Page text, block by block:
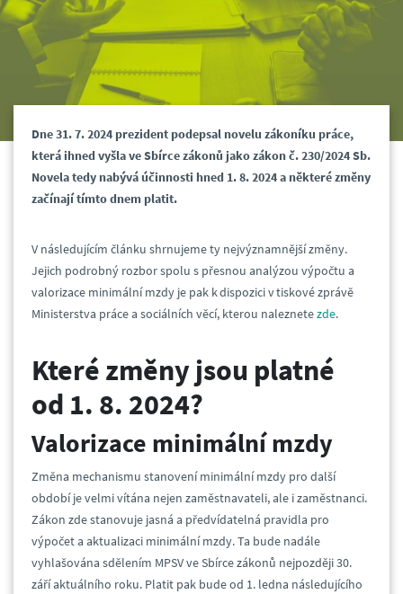
Dne 31. 7. 2024 prezident podepsal novelu zákoníku práce,
která ihned vyšla ve Sbírce zákonů jako zákon č. 230/2024 Sb.
Novela tedy nabývá účinnosti hned 1. 8. 2024 a některé změny
začínají tímto dnem platit.
V následujícím článku shrnujeme ty nejvýznamnější změny.
Jejich podrobný rozbor spolu s přesnou analýzou výpočtu a
valorizace minimální mzdy je pak k dispozici v tiskové zprávě
Ministerstva práce a sociálních věcí, kterou naleznetezde.
Které změny jsou platné
od 1. 8. 2024?
Valorizace minimální mzdy
Změna mechanismu stanovení minimální mzdy pro další
období je velmi vítána nejen zaměstnavateli, ale i zaměstnanci.
Zákon zde stanovuje jasná a předvídatelná pravidla pro
výpočet a aktualizaci minimální mzdy. Ta bude nadále
vyhlašována sdělením MPSV ve Sbírce zákonů nejpozději 30.
září aktuálního roku. Platit pak bude od 1. ledna následujícího